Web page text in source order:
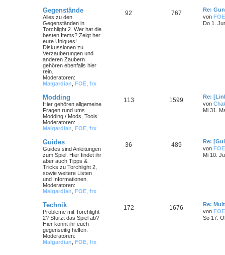
Gegenstände
Alles zu den
Gegenständen in
Torchlight 2. Wer hat die
besten Items? Zeigt her
eure Uniques!
Diskussionen zu
Verzauberungen und
anderen Zaubern
gehören ebenfalls hier
rein.
Moderatoren:
Malgardian FOE frx
92 767
Re:
von FOE
Do 1.
Modding
Hier gehören allgemeine
Fragen rund ums
Modding / Mods, Tools.
Moderatoren:
Malgardian FOE frx
113 1599
Re:
von
Mi 31.
Guides
Guides sind Anleitungen
zum Spiel. Hier findet ihr
aber auch Tipps &
Tricks zu Torchlight 2,
sowie weitere Listen
und Informationen.
Moderatoren:
Malgardian FOE frx
36 489
Re:
von FOE
Mi 10.
Technik
Probleme mit Torchlight
2? Stürzt das Spiel ab?
Hier könnt ihr euch
gegenseitig helfen.
Moderatoren:
Malgardian FOE frx
172 1676
Re:
von FOE
So 17.